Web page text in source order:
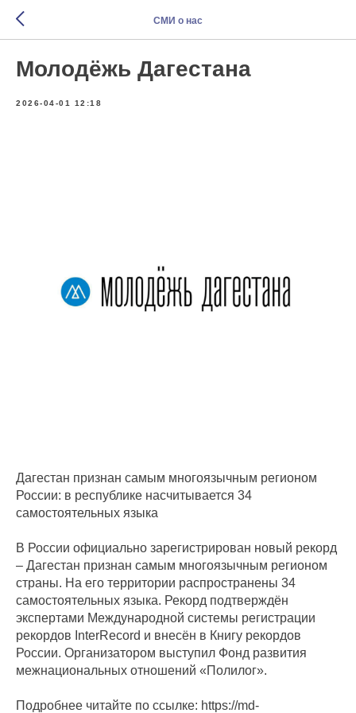
СМИ о нас
Молодёжь Дагестана
2026-04-01 12:18
Дагестан признан самым многоязычным регионом
России: в республике насчитывается 34
самостоятельных языка
В России официально зарегистрирован новый рекорд
– Дагестан признан самым многоязычным регионом
страны. На его территории распространены 34
самостоятельных языка. Рекорд подтверждён
экспертами Международной системы регистрации
рекордов InterRecord и внесён в Книгу рекордов
России. Организатором выступил Фонд развития
межнациональных отношений «Полилог».
Подробнее читайте по ссылке: https://md-